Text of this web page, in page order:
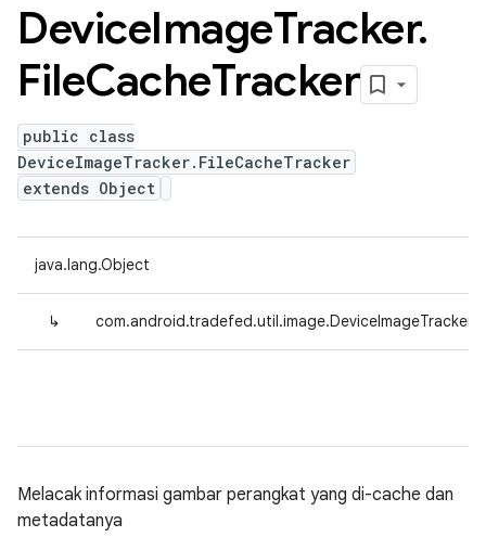
DeviceImageTracker.
FileCacheTracker
public class
DeviceImageTracker.FileCacheTracker
extends Object
java.lang.Object
↳
Melacak informasi gambar perangkat yang di-cache dan
metadatanya